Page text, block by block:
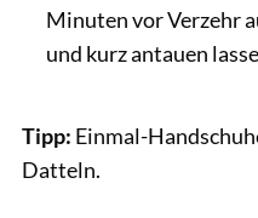
Minuten vor Verzehr
und kurz antauen
Tipp: Einmal-
Datteln.